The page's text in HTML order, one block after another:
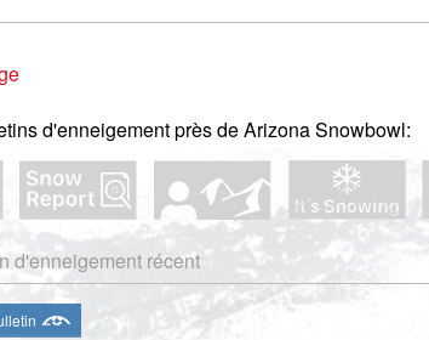
d'enneigement près de Arizona Snowbowl:
d'enneigement récent